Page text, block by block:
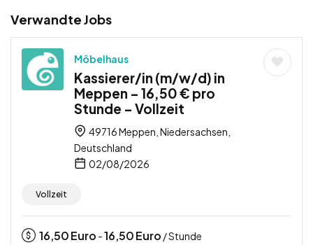
Verwandte Jobs
Möbelhaus
Kassierer/in (m/w/d) in
Meppen – 16,50 € pro
Stunde – Vollzeit
49716 Meppen, Niedersachsen,
Deutschland
02/08/2026
Vollzeit
16,50Euro -16,50Euro / Stunde